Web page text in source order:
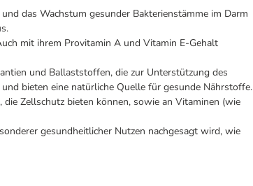
das Wachstum gesunder Bakterienstämme im Darm
mit ihrem Provitamin A und Vitamin E-Gehalt
und Ballaststoffen, die zur Unterstützung des
bieten eine natürliche Quelle für gesunde Nährstoffe.
Zellschutz bieten können, sowie an Vitaminen (wie
gesundheitlicher Nutzen nachgesagt wird, wie